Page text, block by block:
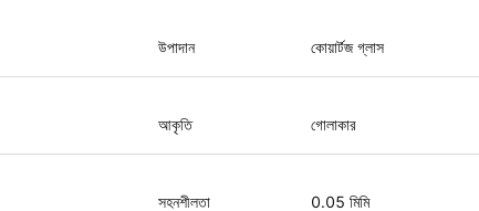
উপাদান কোয়ার্টজ গ্লাস
আকৃতি গোলাকার
সহনশীলতা 0.05 মিমি